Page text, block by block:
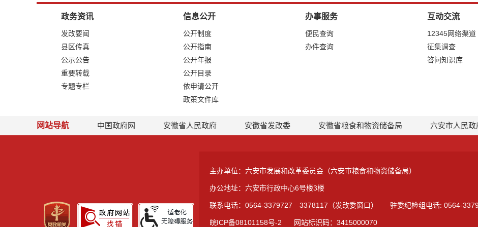
政务资讯
发改要闻
县区传真
公示公告
重要转载
专题专栏
信息公开
公开制度
公开指南
公开年报
公开目录
依申请公开
政策文件库
办事服务
便民查询
办件查询
互动交流
12345网络渠道
征集调查
答问知识库
网站导航 中国政府网 安徽省人民政府 安徽省发改委 安徽省粮食和物资储备局 六安市人民政
主办单位：六安市发展和改革委员会（六安市粮食和物资储备局）
办公地址：六安市行政中心6号楼3楼
联系电话：0564-3379727 3378117（发改委窗口） 驻委纪检组电话: 0564-
皖ICP备08101158号-2 网站标识码：3415000070